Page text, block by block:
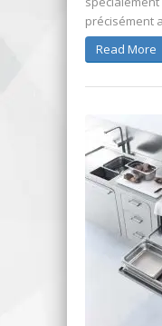
précisément
Read More